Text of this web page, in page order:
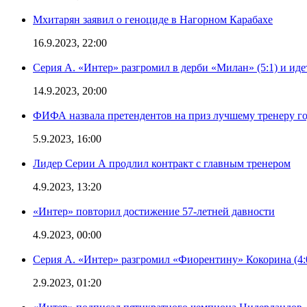
Мхитарян заявил о геноциде в Нагорном Карабахе
16.9.2023, 22:00
Серия А. «Интер» разгромил в дерби «Милан» (5:1) и
14.9.2023, 20:00
ФИФА назвала претендентов на приз лучшему тренеру
5.9.2023, 16:00
Лидер Серии А продлил контракт с главным тренером
4.9.2023, 13:20
«Интер» повторил достижение 57-летней давности
4.9.2023, 00:00
Серия А. «Интер» разгромил «Фиорентину» Кокорина
2.9.2023, 01:20